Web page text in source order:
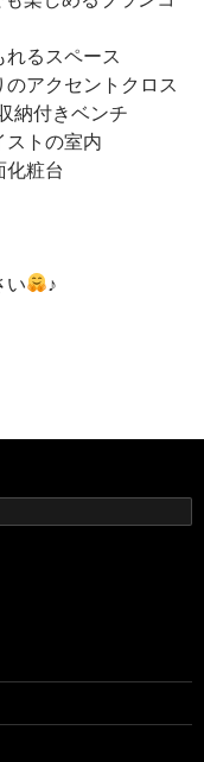
るスペース
アクセントクロス
納付きベンチ
ストの室内
化粧台
い
♪